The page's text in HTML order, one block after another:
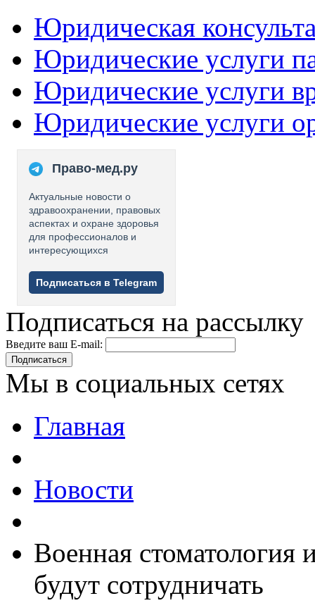
Юридическая
Юридические услуги
Юридические услуги
Юридические услуги
Право-мед.ру
Актуальные новости о
здравоохранении, правовых
аспектах и охране здоровья
для профессионалов и
интересующихся
Подписаться в Telegram
Подписаться на рассылку
Введите ваш E-mail:
Подписаться
Мы в социальных сетях
Главная
Новости
Военная стоматология
будут сотрудничать